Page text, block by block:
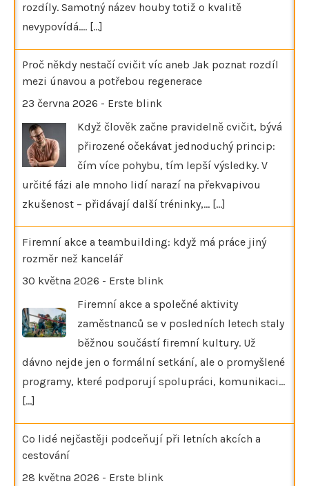
rozdíly. Samotný název houby totiž o kvalitě
nevypovídá.… [...]
Proč někdy nestačí cvičit víc aneb Jak poznat rozdíl
mezi únavou a potřebou regenerace
23 června 2026 - Erste blink
Když člověk začne pravidelně cvičit, bývá
přirozené očekávat jednoduchý princip:
čím více pohybu, tím lepší výsledky. V
určité fázi ale mnoho lidí narazí na překvapivou
zkušenost – přidávají další tréninky,… [...]
Firemní akce a teambuilding: když má práce jiný
rozměr než kancelář
30 května 2026 - Erste blink
Firemní akce a společné aktivity
zaměstnanců se v posledních letech staly
běžnou součástí firemní kultury. Už
dávno nejde jen o formální setkání, ale o promyšlené
programy, které podporují spolupráci, komunikaci…
[...]
Co lidé nejčastěji podceňují při letních akcích a
cestování
28 května 2026 - Erste blink